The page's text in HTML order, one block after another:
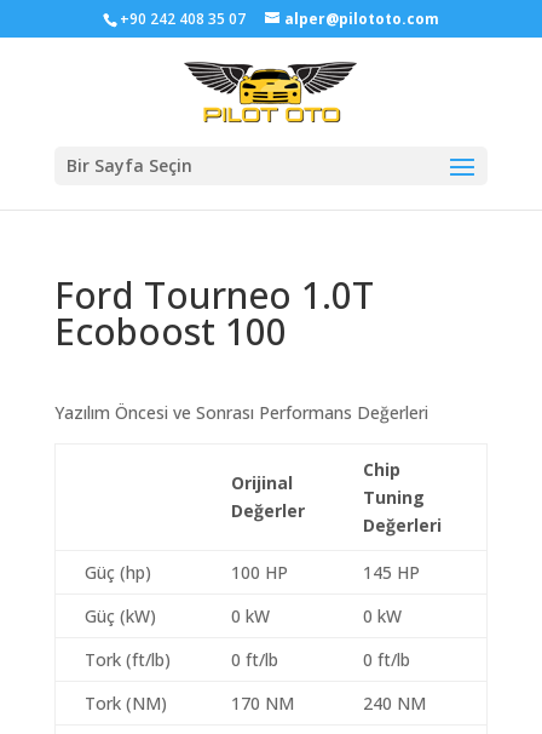
+90 242 408 35 07 alper@pilototo.com
Bir Sayfa Seçin
Ford Tourneo 1.0T
Ecoboost 100
Yazılım Öncesi ve Sonrası Performans Değerleri
Orijinal
Değerler
Chip
Tuning
Değerleri
Güç (hp) 100 HP
145 HP
Güç (kW)
0 kW
0 kW
Tork (ft/lb)
0 ft/lb
0 ft/lb
Tork (NM)
170 NM
240 NM